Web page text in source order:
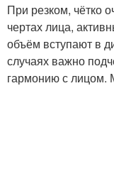
При резком, чётко
чертах лица,
объём вступают в
случаях важно
гармонию с лицом.